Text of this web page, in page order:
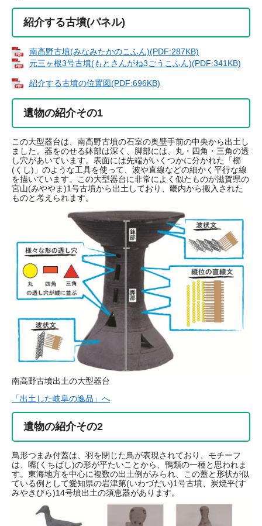
紹介する古墳(パネル)
南高野古墳(みなみたかのこふん)(PDF:287KB)
元三ヶ根3号古墳(もとさんがね3ごうこふん)(PDF:341KB)
紹介する古墳の位置図(PDF:696KB)
遺物の紹介その1
この大型器台は、南高野古墳の石室の奥壁手前の中央から出土し
ました。器をのせる鉢部は深く、脚部には、丸・四角・三角の透
し穴があいています。表面には先端がいくつかに分かれた「櫛
(くし)」のような工具を使って、波や直線などの細かく平行な線
を描いています。この大型器台に非常によく似たものが滋賀県の
宮山(みややま)1号古墳から出土しており、畿内から搬入された
ものと考えられます。
南高野古墳出土の大型器台
「出土した岐阜の逸品」へ
遺物の紹介その2
鳥形つまみ付蓋は、羽を閉じた鳥が表現されており、モチーフ
は、嘴(くちばし)の形が平たいことから、鴨類の一種と思われま
す。東海地方を中心に複数の出土例がみられ、この蓋と形状が似
ている例として愛知県の岩津第(いわづだい)1号古墳、炭焼平(す
みやきびら)14号墳出土の須恵器があります。